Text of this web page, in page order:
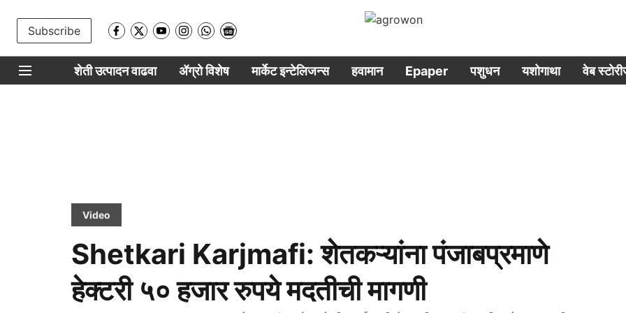
Subscribe
शेती उत्पादन वाढवा ॲग्रो विशेष मार्केट इन्टेलिजन्स हवामान Epaper पशुधन यशोगाथा वेब
Video
Shetkari Karjmafi: शेतकऱ्यांना पंजाबप्रमाणे
हेक्टरी ५० हजार रुपये मदतीची मागणी